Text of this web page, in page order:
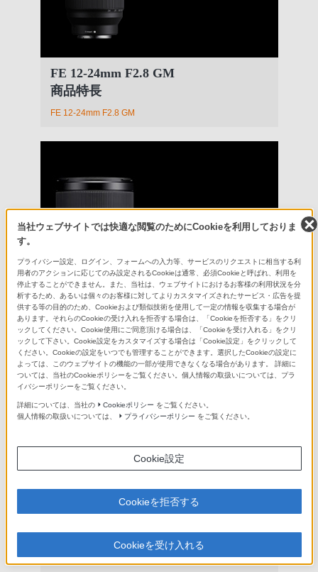
FE 12-24mm F2.8 GM
商品特長
FE 12-24mm F2.8 GM
FE 24mm F1.4 GM
商品特長
FE 24mm F1.4 GM
XDリニアモーター説明
当社ウェブサイトでは快適な閲覧のためにCookieを利用しておりま
す。
プライバシー設定、ログイン、フォームへの入力等、サービスのリクエストに相当する利
用者のアクションに応じてのみ設定されるCookieは通常、必須Cookieと呼ばれ、利用を
停止することができません。また、当社は、ウェブサイトにおけるお客様の利用状況を分
析するため、あるいは個々のお客様に対してよりカスタマイズされたサービス・広告を提
供する等の目的のため、Cookieおよび類似技術を使用して一定の情報を収集する場合が
あります。それらのCookieの受け入れを拒否する場合は、「Cookieを拒否する」をクリ
ックしてください。Cookie使用にご同意頂ける場合は、「Cookieを受け入れる」をクリ
ックして下さい。Cookie設定をカスタマイズする場合は「Cookie設定」をクリックして
ください。Cookieの設定をいつでも管理することができます。選択したCookieの設定に
よっては、このウェブサイトの機能の一部が使用できなくなる場合があります。 詳細に
ついては、当社のCookieポリシーをご覧ください。個人情報の取扱いについては、プラ
イバシーポリシーをご覧ください。
詳細については、当社の Cookieポリシー をご覧ください。
個人情報の取扱いについては、
プライバシーポリシー をご覧ください。
Cookie設定
Cookieを拒否する
Cookieを受け入れる